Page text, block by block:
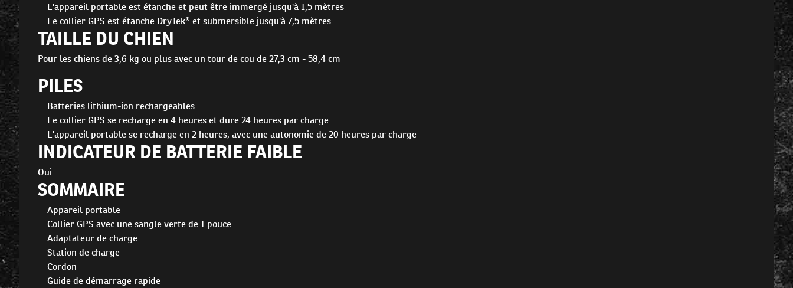
L'appareil portable est étanche et peut être immergé jusqu'à 1,5 mètres
Le collier GPS est étanche DryTek® et submersible jusqu'à 7,5 mètres
TAILLE DU CHIEN
Pour les chiens de 3,6 kg ou plus avec un tour de cou de 27,3 cm - 58,4 cm
PILES
Batteries lithium-ion rechargeables
Le collier GPS se recharge en 4 heures et dure 24 heures par charge
L'appareil portable se recharge en 2 heures, avec une autonomie de 20 heures par charge
INDICATEUR DE BATTERIE FAIBLE
Oui
SOMMAIRE
Appareil portable
Collier GPS avec une sangle verte de 1 pouce
Adaptateur de charge
Station de charge
Cordon
Guide de démarrage rapide